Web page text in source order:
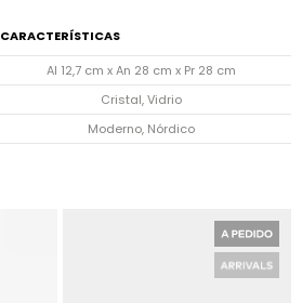
CARACTERÍSTICAS
Al 12,7 cm x An 28 cm x Pr 28 cm
Cristal, Vidrio
Moderno, Nórdico